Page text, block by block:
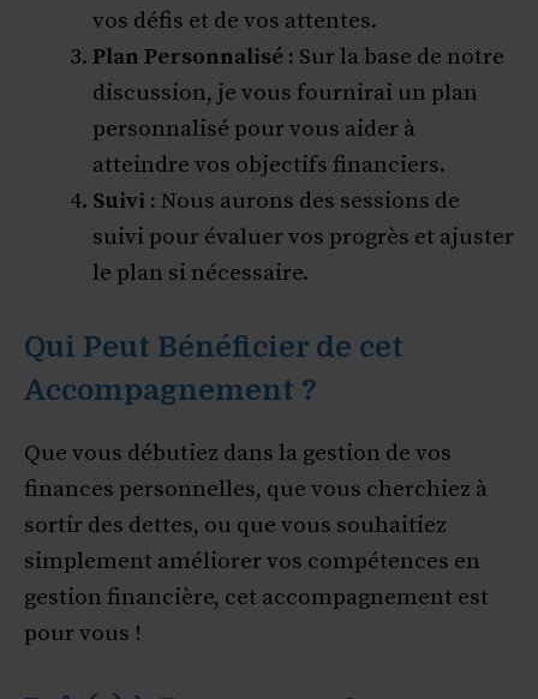
vos défis et de vos attentes.
Plan Personnalisé : Sur la base de notre
discussion, je vous fournirai un plan
personnalisé pour vous aider à
atteindre vos objectifs financiers.
Suivi : Nous aurons des sessions de
suivi pour évaluer vos progrès et ajuster
le plan si nécessaire.
Qui Peut Bénéficier de cet
Accompagnement ?
Que vous débutiez dans la gestion de vos
finances personnelles, que vous cherchiez à
sortir des dettes, ou que vous souhaitiez
simplement améliorer vos compétences en
gestion financière, cet accompagnement est
pour vous !